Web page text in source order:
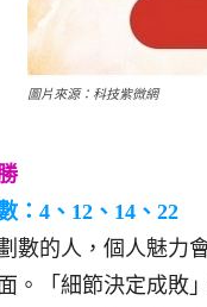
圖片來源：科技紫微網
：4、12、14、22
數的人，個人魅力
。「細節決定成敗